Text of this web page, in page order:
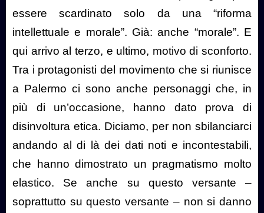
essere scardinato solo da una “riforma
intellettuale e morale”. Già: anche “morale”. E
qui arrivo al terzo, e ultimo, motivo di sconforto.
Tra i protagonisti del movimento che si riunisce
a Palermo ci sono anche personaggi che, in
più di un’occasione, hanno dato prova di
disinvoltura etica. Diciamo, per non sbilanciarci
andando al di là dei dati noti e incontestabili,
che hanno dimostrato un pragmatismo molto
elastico. Se anche su questo versante –
soprattutto su questo versante – non si danno